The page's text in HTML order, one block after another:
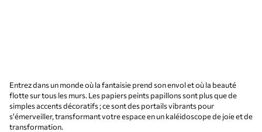
Entrez dans un monde où la fantaisie prend son envol et où la beauté
flotte sur tous les murs. Les papiers peints papillons sont plus que de
simples accents décoratifs ; ce sont des portails vibrants pour
s'émerveiller, transformant votre espace en un kaléidoscope de joie et de
transformation.